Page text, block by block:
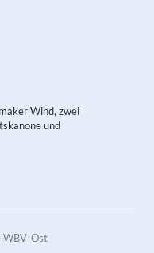
Wind, zwei
und
WBV_Ost